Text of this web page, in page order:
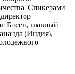
Спикерами
Бисен, главный
(Индия),